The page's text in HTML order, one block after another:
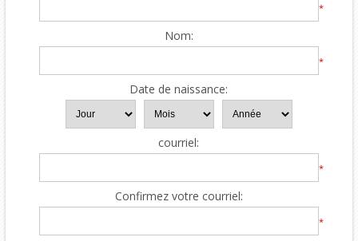
*
Nom:
*
Date de naissance:
courriel:
*
Confirmez votre courriel:
*